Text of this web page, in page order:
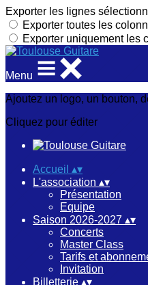
Exporter les lignes
Exporter toutes les
Exporter uniquement les
Menu
Ajoutez un logo, un bouton,
Cliquez pour éditer
Accueil ▴▾
L'association ▴▾
Présentation
Equipe
Saison 2026-2027 ▴▾
Concerts
Master Class
Tarifs et
Invitation
Billetterie ▴▾